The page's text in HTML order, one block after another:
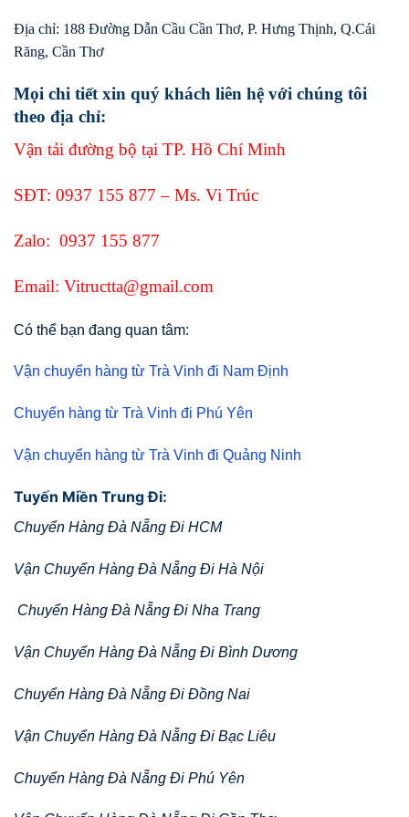
Địa chỉ: 188 Đường Dẫn Cầu Cần Thơ, P. Hưng Thịnh, Q.Cái
Răng, Cần Thơ
Mọi chi tiết xin quý khách liên hệ với chúng tôi
theo địa chỉ:
Vận tải đường bộ tại TP. Hồ Chí Minh
SĐT: 0937 155 877 – Ms. Vi Trúc
Zalo: 0937 155 877
Email: Vitructta@gmail.com
Có thể bạn đang quan tâm:
Vận chuyển hàng từ Trà Vinh đi Nam Định
Chuyển hàng từ Trà Vinh đi Phú Yên
Vận chuyển hàng từ Trà Vinh đi Quảng Ninh
Tuyến Miền Trung Đi:
Chuyển Hàng Đà Nẵng Đi HCM
Vận Chuyển Hàng Đà Nẵng Đi Hà Nội
Chuyển Hàng Đà Nẵng Đi Nha Trang
Vận Chuyển Hàng Đà Nẵng Đi Bình Dương
Chuyển Hàng Đà Nẵng Đi Đồng Nai
Vận Chuyển Hàng Đà Nẵng Đi Bạc Liêu
Chuyển Hàng Đà Nẵng Đi Phú Yên